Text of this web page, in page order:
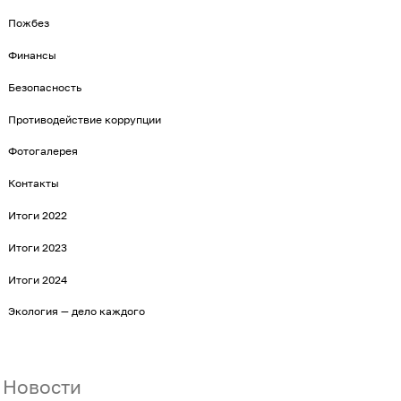
Пожбез
Финансы
Безопасность
Противодействие коррупции
Фотогалерея
Контакты
Итоги 2022
Итоги 2023
Итоги 2024
Экология — дело каждого
Новости